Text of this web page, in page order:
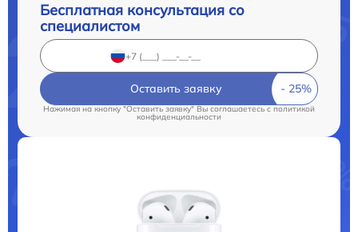
Бесплатная консультация со
специалистом
Оставить заявку
Нажимая на кнопку "Оставить заявку" Вы соглашаетесь cполитикой
конфиденциальности